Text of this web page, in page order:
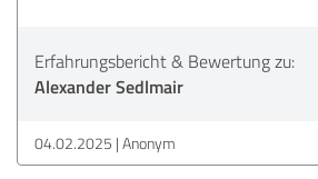
Erfahrungsbericht & Bewertung zu:
Alexander Sedlmair
04.02.2025 Anonym